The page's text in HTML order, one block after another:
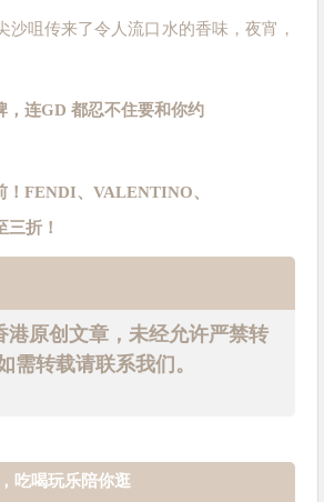
沙咀传来了令人流口水的香味，夜宵，
，连GD 都忍不住要和你约
！FENDI、VALENTINO、
折！
港原创文章，未经允许严禁转
需转载请联系我们。
吃喝玩乐陪你逛